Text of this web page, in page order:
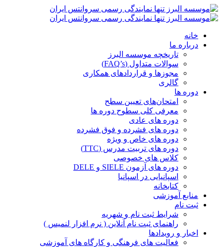
خانه
درباره ما
تاریخچه موسسه البرز
سوالات متداول (FAQ’s)
مجوزها و قراردادهای همکاری
گالری
دوره ها
امتحان‌های تعیین سطح
معرفی کلی سطوح دوره ها
دوره های عادی
دوره های فشرده و فوق فشرده
دوره های خاص و ویژه
دوره های تربیت مدرس (TTC)
کلاس های خصوصی
دوره های آزمون SIELE و DELE
اسپانیایی در اسپانیا
کتابخانه
منابع آموزشی
ثبت نام
شرایط ثبت نام و شهریه
راهنمای ثبت نام آنلاین ( نرم افزار لنمیس )
اخبار و رویدادها
فعالیت های فرهنگی و کارگاه های آموزشی